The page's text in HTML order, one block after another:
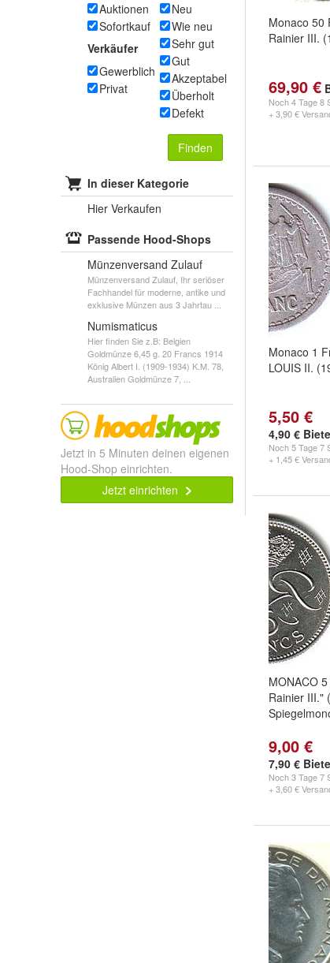
Auktionen
Sofortkauf
Verkäufer
Gewerblich
Privat
Neu
Wie neu
Sehr gut
Gut
Akzeptabel
Überholt
Defekt
Finden
In dieser Kategorie
Hier Verkaufen
Passende Hood-Shops
Münzenversand Zulauf
Münzenversand Zulauf, Ihr seriöser
Fachhandel für moderne, antike und
exklusive Münzen aus 3 Jahrtau ...
Numismaticus
Hier finden Sie z.B: Belgien
Goldmünze 6,45 g. 20 Francs 1914
König Albert I. (1909-1934) K.M. 78,
Australien Goldmünze 7, ...
Jetzt in 5 Minuten deinen eigenen
Hood-Shop einrichten.
Jetzt einrichten
Monaco 50
Rainier III.
69,90 €
Noch4 Tage 8
+ 3,90 €
Monaco 1
LOUIS II.
5,50 €
4,90 €
Noch5 Tage 7
+ 1,45 €
MONACO
Rainier III."
9,00 €
7,90 €
Noch3 Tage 7
+ 3,60 €